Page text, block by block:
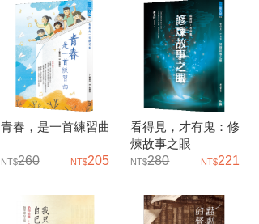
青春，是一首練習曲
260 205
看得見，才有鬼：修
煉故事之眼
280
221